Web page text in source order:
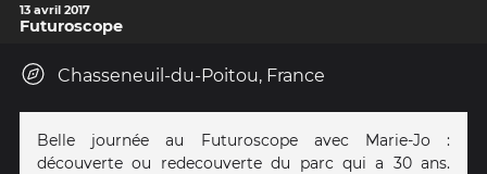
13 avril 2017
Futuroscope
Chasseneuil-du-Poitou, France
Belle journée au Futuroscope avec Marie-Jo :
découverte ou redecouverte du parc qui a 30 ans.